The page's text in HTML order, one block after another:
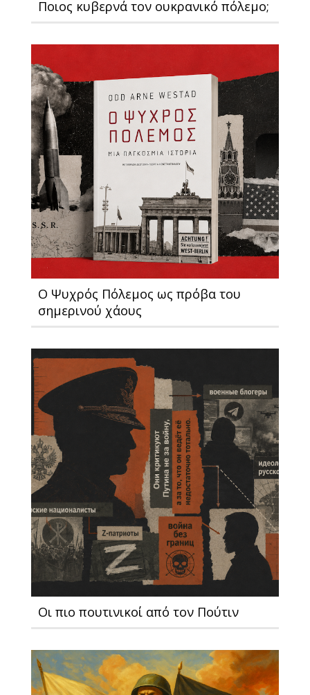
Ποιος κυβερνά τον ουκρανικό πόλεμο;
Ο Ψυχρός Πόλεμος ως πρόβα του
σημερινού χάους
Οι πιο πουτινικοί από τον Πούτιν